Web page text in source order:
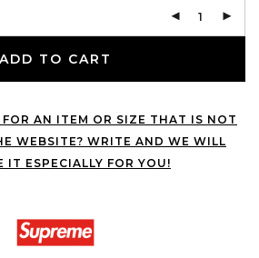
ADD TO CART
AN ITEM OR SIZE THAT IS NOT
WEBSITE? WRITE AND WE WILL
IT ESPECIALLY FOR YOU!